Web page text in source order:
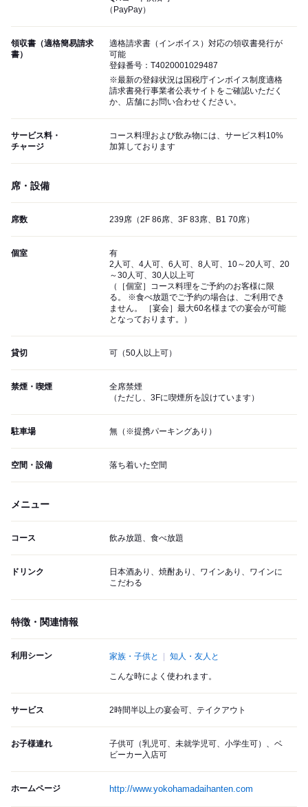
（PayPay）
領収書（適格簡易請求
書）
適格請求書（インボイス）対応の領収書発行が
可能
登録番号：T4020001029487
※最新の登録状況は国税庁インボイス制度適格
請求書発行事業者公表サイトをご確認いただく
か、店舗にお問い合わせください。
サービス料・
チャージ
コース料理および飲み物には、サービス料10%
加算しております
席・設備
席数 239席（2F 86席、3F 83席、B1 70席）
個室
有
2人可、4人可、6人可、8人可、10～20人可、20
～30人可、30人以上可
（［個室］コース料理をご予約のお客様に限
る。 ※食べ放題でご予約の場合は、ご利用でき
ません。 ［宴会］最大60名様までの宴会が可能
となっております。）
貸切 可（50人以上可）
禁煙・喫煙
全席禁煙
（ただし、3Fに喫煙所を設けています）
駐車場 無（※提携パーキングあり）
空間・設備 落ち着いた空間
メニュー
コース 飲み放題、食べ放題
ドリンク
日本酒あり、焼酎あり、ワインあり、ワインに
こだわる
特徴・関連情報
利用シーン 家族・子供と 知人・友人と
こんな時によく使われます。
サービス 2時間半以上の宴会可、テイクアウト
お子様連れ
子供可（乳児可、未就学児可、小学生可）、ベ
ビーカー入店可
ホームページ http://www.yokohamadaihanten.com